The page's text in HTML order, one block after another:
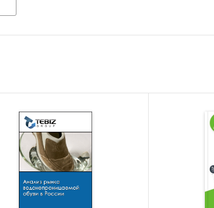
Москвы и Санкт-
выражении.